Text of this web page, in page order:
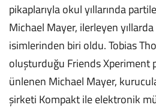
pikaplarıyla okul yıllarında
Michael Mayer, ilerleyen
isimlerinden biri oldu. Tobias
oluşturduğu Friends Xperiment
ünlenen Michael Mayer,
şirketi Kompakt ile elektronik